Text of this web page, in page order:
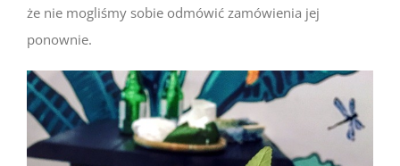
że nie mogliśmy sobie odmówić zamówienia jej
ponownie.